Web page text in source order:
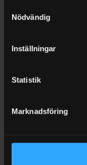
Nödvändig
Inställningar
Statistik
Marknadsföring